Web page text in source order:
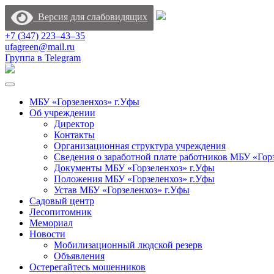
Версия для слабовидящих
+7 (347) 223‒43‒35
ufagreen@mail.ru
Группа в Telegram
МБУ «Горзеленхоз» г.Уфы
Об учреждении
Директор
Контакты
Организационная структура учреждения
Сведения о заработной плате работников МБУ
Документы МБУ «Горзеленхоз» г.Уфы
Положения МБУ «Горзеленхоз» г.Уфы
Устав МБУ «Горзеленхоз» г.Уфы
Садовый центр
Лесопитомник
Мемориал
Новости
Мобилизационный людской резерв
Объявления
Остерегайтесь мошенников